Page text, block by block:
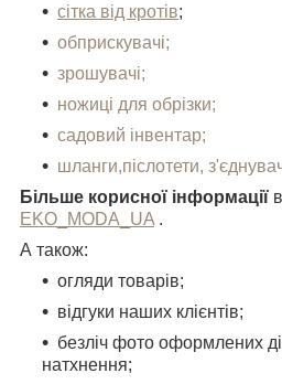
сітка від кротів;
обприскувачі;
зрошувачі;
ножиці для обрізки;
садовий інвентар;
шланги,післотети,
Більше корисної інформації
EKO_MODA_UA .
А також:
огляди товарів;
відгуки наших клієнтів;
безліч фото оформлених
натхнення;